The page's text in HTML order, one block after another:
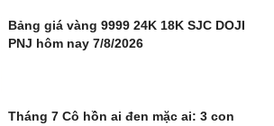
Bảng giá vàng 9999 24K 18K SJC DOJI
PNJ hôm nay 7/8/2026
Tháng 7 Cô hồn ai đen mặc ai: 3 con